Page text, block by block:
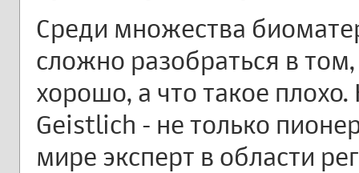
Среди множества
сложно разобраться в том,
хорошо, а что такое
Geistlich - не только
мире эксперт в области